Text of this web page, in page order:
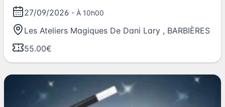
27/09/2026 - À 10h00
Les Ateliers Magiques De Dani Lary , BARBIÈRES
55.00€